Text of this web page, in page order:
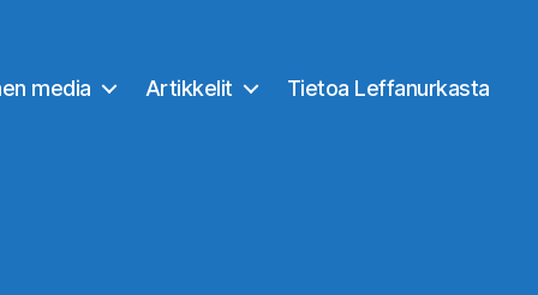
media Artikkelit Tietoa Leffanurkasta